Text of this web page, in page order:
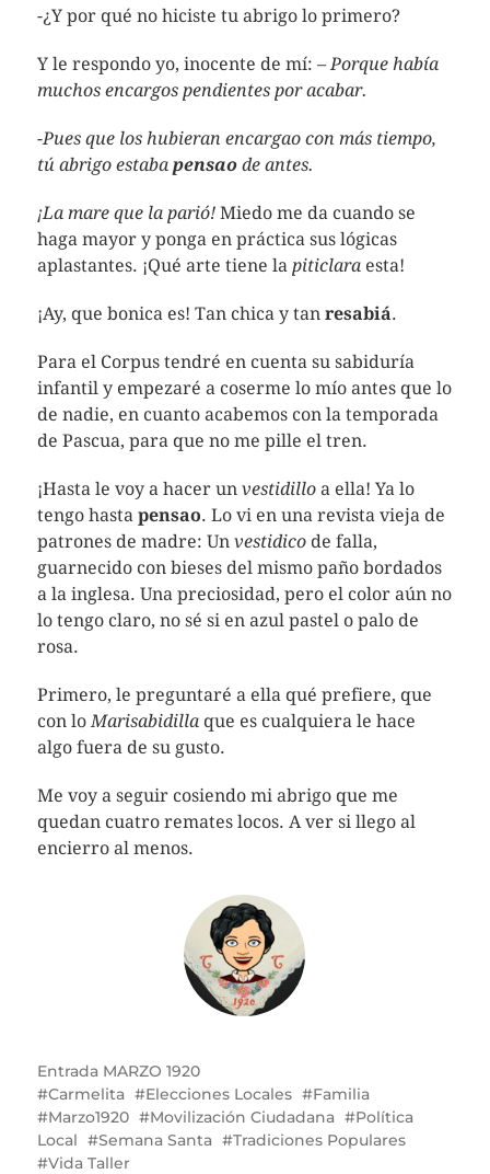
-¿Y por qué no hiciste tu abrigo lo primero?
Y le respondo yo, inocente de mí: – Porque había
muchos encargos pendientes por acabar.
-Pues que los hubieran encargao con más tiempo,
tú abrigo estaba pensaode antes.
¡La mare que la parió!Miedo me da cuando se
haga mayor y ponga en práctica sus lógicas
aplastantes. ¡Qué arte tiene la piticlaraesta!
¡Ay, que bonica es! Tan chica y tan resabiá.
Para el Corpus tendré en cuenta su sabiduría
infantil y empezaré a coserme lo mío antes que lo
de nadie, en cuanto acabemos con la temporada
de Pascua, para que no me pille el tren.
¡Hasta le voy a hacer un vestidilloa ella! Ya lo
tengo hasta pensao. Lo vi en una revista vieja de
patrones de madre: Unvestidicode falla,
guarnecido con bieses del mismo paño bordados
a la inglesa. Una preciosidad, pero el color aún no
lo tengo claro, no sé si en azul pastel o palo de
rosa.
Primero, le preguntaré a ella qué prefiere, que
con loMarisabidillaque es cualquiera le hace
algo fuera de su gusto.
Me voy a seguir cosiendo mi abrigo que me
quedan cuatro remates locos. A ver si llego al
encierro al menos.
Entrada MARZO 1920
Carmelita
Elecciones Locales
Familia
Marzo1920
Movilización Ciudadana
Política
Local
Semana Santa
Tradiciones Populares
Vida Taller